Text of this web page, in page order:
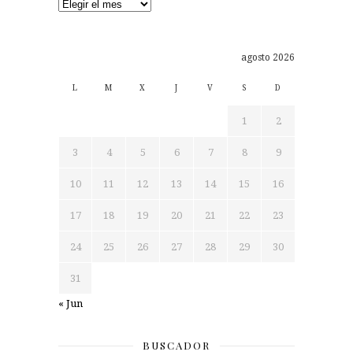
Archivos
agosto 2026
L M X V S D
1 2
3 4 5 6 7 8 9
10 11 12 13 14 15 16
17 18 19 20 21 22 23
24 25 26 27 28 29 30
31
« Jun
BUSCADOR